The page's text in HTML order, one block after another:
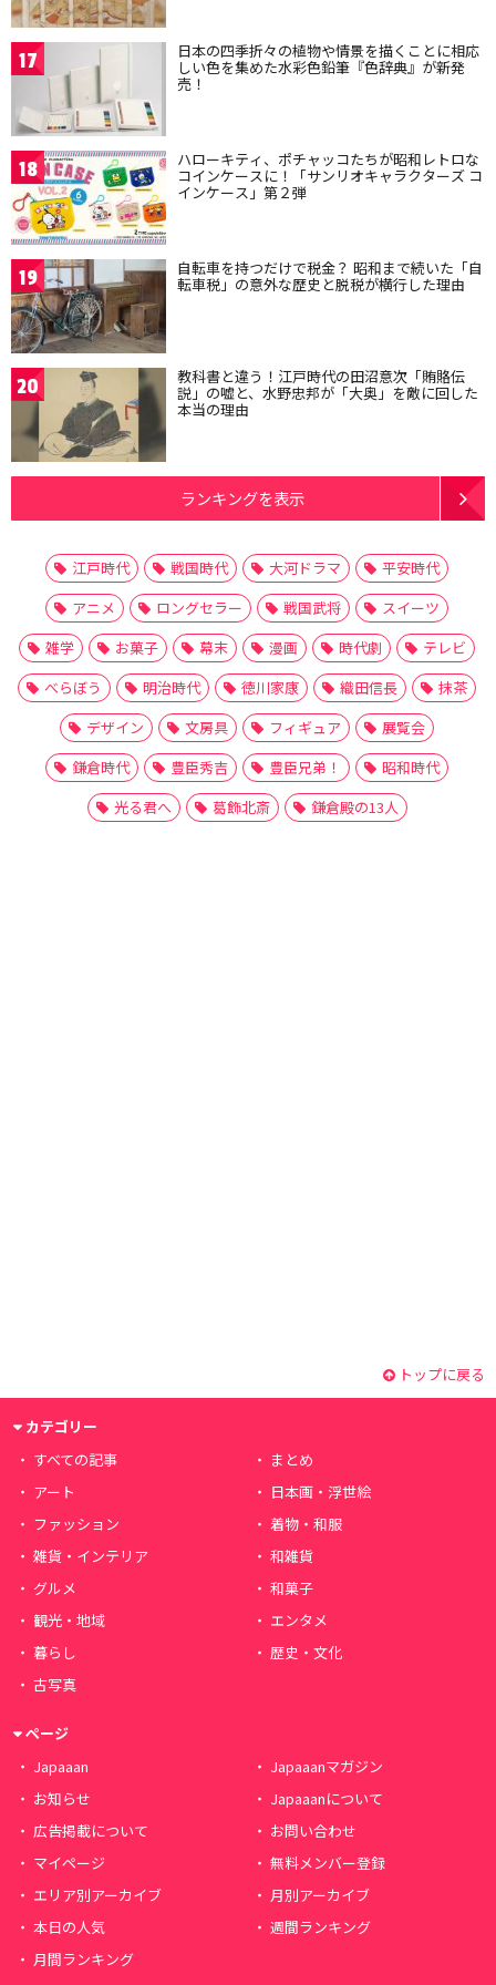
17 日本の四季折々の植物や情景を描くことに相応
しい色を集めた水彩色鉛筆『色辞典』が新発
売！
18 ハローキティ、ポチャッコたちが昭和レトロな
コインケースに！「サンリオキャラクターズ コ
インケース」第２弾
19 自転車を持つだけで税金？ 昭和まで続いた「自
転車税」の意外な歴史と脱税が横行した理由
20 教科書と違う！江戸時代の田沼意次「賄賂伝
説」の嘘と、水野忠邦が「大奥」を敵に回した
本当の理由
ランキングを表示
江戸時代 戦国時代 大河ドラマ
平安時代
アニメ
ロングセラー 戦国武将
スイーツ
雑学
お菓子 幕末 漫画 時代劇
テレビ
べらぼう
明治時代 徳川家康 織田信長
抹茶
デザイン
文房具 フィギュア
展覧会
鎌倉時代
豊臣秀吉 豊臣兄弟！
昭和時代
光る君へ
葛飾北斎 鎌倉殿の13人
トップに戻る
カテゴリー
すべての記事
まとめ
アート
日本画・浮世絵
ファッション
着物・和服
雑貨・インテリア
和雑貨
グルメ
和菓子
観光・地域
エンタメ
暮らし
歴史・文化
古写真
ページ
Japaaan
Japaaanマガジン
お知らせ
Japaaanについて
広告掲載について
お問い合わせ
マイページ
無料メンバー登録
エリア別アーカイブ
月別アーカイブ
本日の人気
週間ランキング
月間ランキング